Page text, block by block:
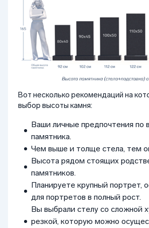
Вот несколько рекомендаций на
выбор высоты камня:
Ваши личные предпочтения по
памятника.
Чем выше и толще стела, тем
Высота рядом стоящих
памятников.
Планируете крупный портрет,
для портретов в полный рост.
Вы выбрали стелу со сложной
резкой, которую можно